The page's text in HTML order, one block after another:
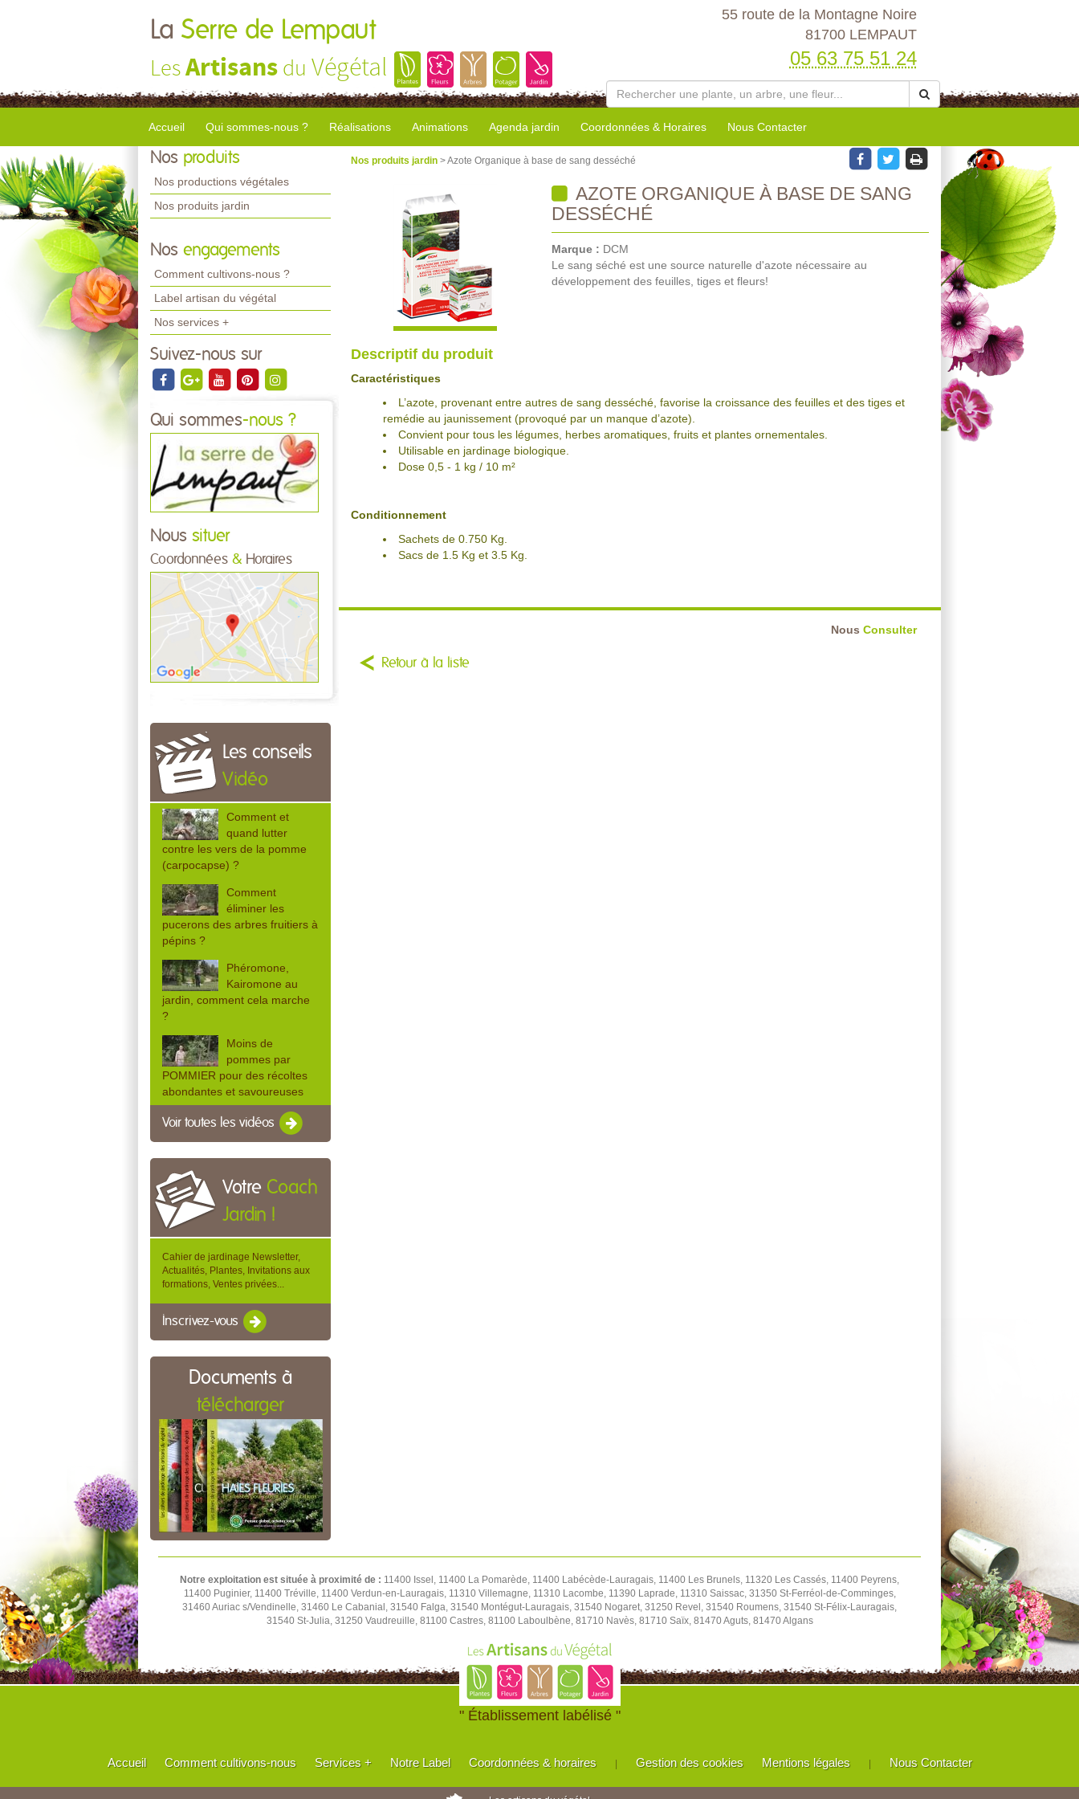
La Serre de Lempaut
LesArtisans du Végétal
55 route de la Montagne Noire
81700 LEMPAUT
05 63 75 51 24
Accueil Qui sommes-nous ? Réalisations Animations Agenda jardin Coordonnées & Horaires Nous Contacter
Nos produits
Nos productions végétales
Nos produits jardin
Nos engagements
Comment cultivons-nous ?
Label artisan du végétal
Nos services +
Suivez-nous sur
Qui sommes-nous ?
Nous situer
Coordonnées & Horaires
Les conseils
Vidéo
Comment et
quand lutter
contre les vers de la pomme
(carpocapse) ?
Comment
éliminer les
pucerons des arbres fruitiers à
pépins ?
Phéromone,
Kairomone au
jardin, comment cela marche
?
Moins de
pommes par
POMMIER pour des récoltes
abondantes et savoureuses
Voir toutes les vidéos
Votre Coach
Jardin !
Cahier de jardinage Newsletter,
Actualités, Plantes, Invitations aux
formations, Ventes privées...
Inscrivez-vous
Documents à
télécharger
Nos produits jardin > Azote Organique à base de sang desséché
AZOTE ORGANIQUE À BASE DE SANG
DESSÉCHÉ
Marque : DCM
Le sang séché est une source naturelle d'azote nécessaire au
développement des feuilles, tiges et fleurs!
Descriptif du produit
Caractéristiques
L’azote, provenant entre autres de sang desséché, favorise la croissance des feuilles et des tiges et
remédie au jaunissement (provoqué par un manque d’azote).
Convient pour tous les légumes, herbes aromatiques, fruits et plantes ornementales.
Utilisable en jardinage biologique.
Dose 0,5 - 1 kg / 10 m²
Conditionnement
Sachets de 0.750 Kg.
Sacs de 1.5 Kg et 3.5 Kg.
Nous Consulter
Retour à la liste
Notre exploitation est située à proximité de : 11400 Issel, 11400 La Pomarède, 11400 Labécède-Lauragais, 11400 Les Brunels, 11320 Les Cassés, 11400 Peyrens,
11400 Puginier, 11400 Tréville, 11400 Verdun-en-Lauragais, 11310 Villemagne, 11310 Lacombe, 11390 Laprade, 11310 Saissac, 31350 St-Ferréol-de-Comminges,
31460 Auriac s/Vendinelle, 31460 Le Cabanial, 31540 Falga, 31540 Montégut-Lauragais, 31540 Nogaret, 31250 Revel, 31540 Roumens, 31540 St-Félix-Lauragais,
31540 St-Julia, 31250 Vaudreuille, 81100 Castres, 81100 Laboulbène, 81710 Navès, 81710 Saïx, 81470 Aguts, 81470 Algans
" Établissement labélisé "
Accueil Comment cultivons-nous Services + Notre Label Coordonnées & horaires | Gestion des cookies Mentions légales | Nous Contacter